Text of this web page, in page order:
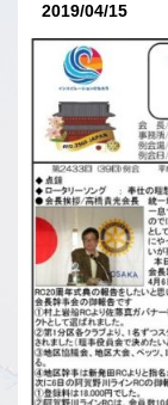
2019/04/15